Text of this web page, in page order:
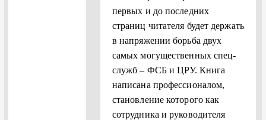
первых и до последних
страниц читателя будет держать
в напряжении борьба двух
самых могущественных спец­
служб – ФСБ и ЦРУ. Книга
написана профессионалом,
становление которого как
сотрудника и руководителя